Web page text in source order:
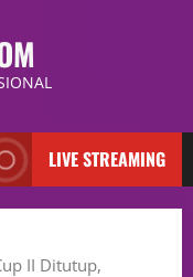
LIVE STREAMING
II Ditutup,